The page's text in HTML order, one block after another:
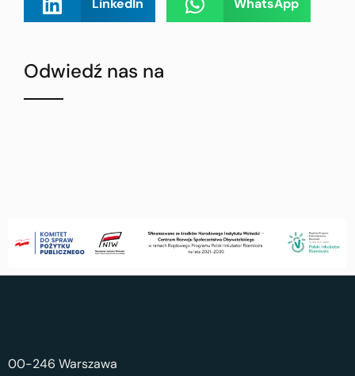
LinkedIn WhatsApp
Odwiedź nas na
00-246 Warszawa